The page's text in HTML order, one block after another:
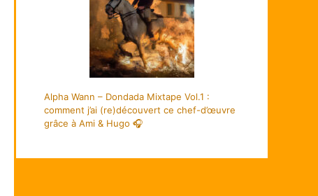
Alpha Wann – Dondada Mixtape Vol.1 :
comment j’ai (re)découvert ce chef-d’œuvre
grâce à Ami & Hugo 🎧